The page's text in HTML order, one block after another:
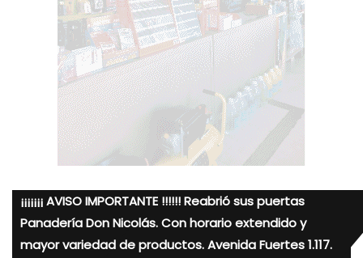
¡¡¡¡¡¡¡ AVISO IMPORTANTE !!!!!! Reabrió sus puertas
Panadería Don Nicolás. Con horario extendido y
mayor variedad de productos. Avenida Fuertes 1.117.